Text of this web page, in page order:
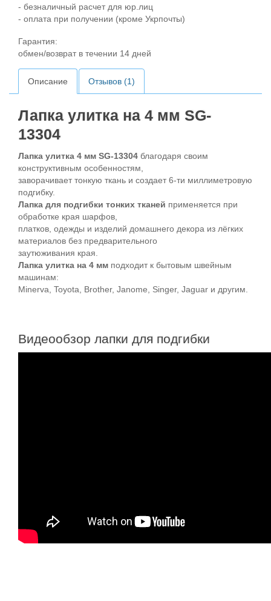
- безналичный расчет для юр.лиц
- оплата при получении (кроме Укрпочты)
Гарантия:
обмен/возврат в течении 14 дней
Описание Отзывов (1)
Лапка улитка на 4 мм SG-
13304
Лапка улитка 4 мм SG-13304 благодаря своим
конструктивным особенностям,
заворачивает тонкую ткань и создает 6-ти миллиметровую
подгибку.
Лапка для подгибки тонких тканей применяется при
обработке края шарфов,
платков, одежды и изделий домашнего декора из лёгких
материалов без предварительного
заутюживания края.
Лапка улитка на 4 мм подходит к бытовым швейным
машинам:
Minerva, Toyota, Brother, Janome, Singer, Jaguar и другим.
Видеообзор лапки для подгибки